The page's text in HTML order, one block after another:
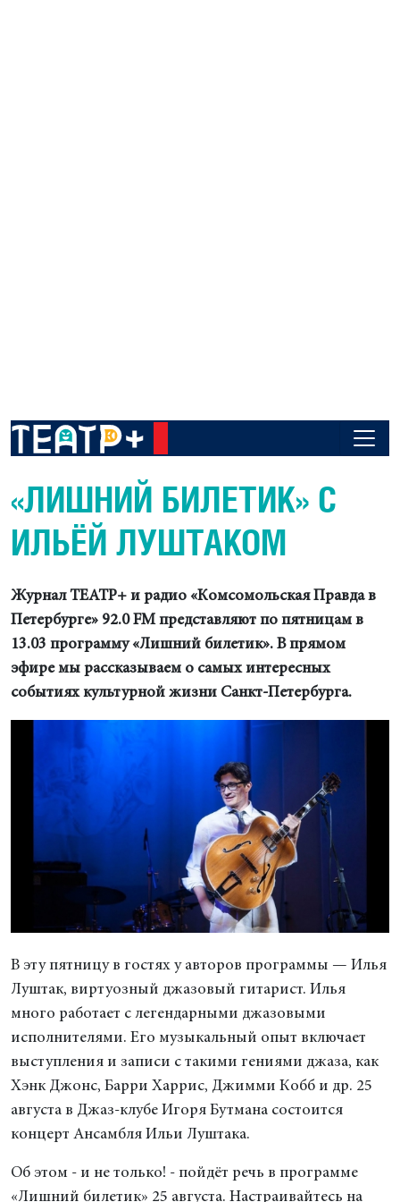
«ЛИШНИЙ БИЛЕТИК» С
ИЛЬЁЙ ЛУШТАКОМ
Журнал ТЕАТР+ и радио «Комсомольская Правда в
Петербурге» 92.0 FM представляют по пятницам в
13.03 программу «Лишний билетик». В прямом
эфире мы рассказываем о самых интересных
событиях культурной жизни Санкт-Петербурга.
В эту пятницу в гостях у авторов программы — Илья
Луштак, виртуозный джазовый гитарист. Илья
много работает с легендарными джазовыми
исполнителями. Его музыкальный опыт включает
выступления и записи с такими гениями джаза, как
Хэнк Джонс, Барри Харрис, Джимми Кобб и др. 25
августа в Джаз-клубе Игоря Бутмана состоится
концерт Ансамбля Ильи Луштака.
Об этом - и не только! - пойдёт речь в программе
«Лишний билетик» 25 августа. Настраивайтесь на